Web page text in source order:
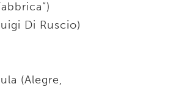
Di Ruscio)
(Alegre,